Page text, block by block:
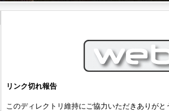
リンク切れ報告
このディレクトリ維持にご協力いただきありがと